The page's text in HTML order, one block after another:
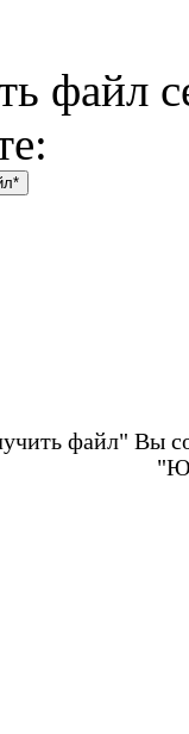
файл
файл" Вы